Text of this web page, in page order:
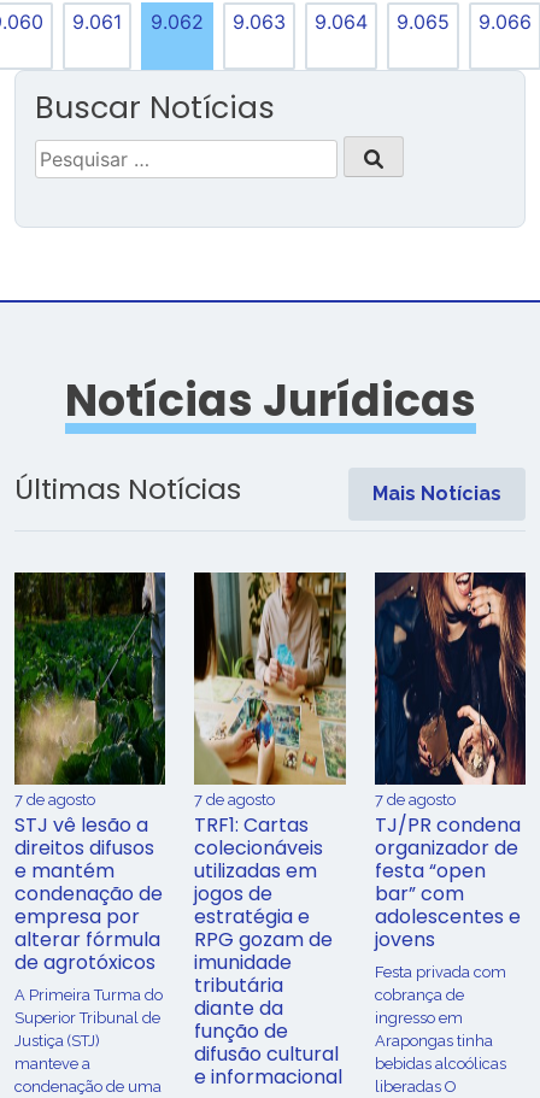
9.061 9.062 9.063 9.064 9.065 9.066
Buscar Notícias
Pesquisar
por:
Notícias Jurídicas
Últimas Notícias Mais Notícias
7 de agosto
STJ vê lesão a
direitos difusos
e mantém
condenação de
empresa por
alterar fórmula
de agrotóxicos
​A Primeira Turma do
Superior Tribunal de
Justiça (STJ)
manteve a
condenação de uma
7 de agosto
TRF1: Cartas
colecionáveis
utilizadas em
jogos de
estratégia e
RPG gozam de
imunidade
tributária
diante da
função de
difusão cultural
e informacional
7 de agosto
TJ/PR condena
organizador de
festa “open
bar” com
adolescentes e
jovens
Festa privada com
cobrança de
ingresso em
Arapongas tinha
bebidas alcoólicas
liberadas O